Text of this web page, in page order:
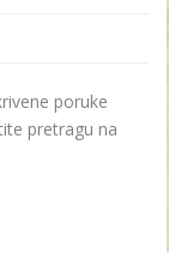
poruke
pretragu na